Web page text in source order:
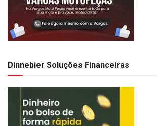
Dinnebier Soluções Financeiras